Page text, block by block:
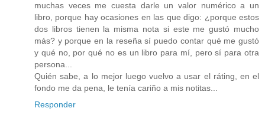
muchas veces me cuesta darle un valor numérico a un
libro, porque hay ocasiones en las que digo: ¿porque estos
dos libros tienen la misma nota si este me gustó mucho
más? y porque en la reseña sí puedo contar qué me gustó
y qué no, por qué no es un libro para mí, pero sí para otra
persona...
Quién sabe, a lo mejor luego vuelvo a usar el ráting, en el
fondo me da pena, le tenía cariño a mis notitas...
Responder